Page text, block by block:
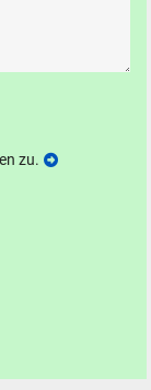
zu.